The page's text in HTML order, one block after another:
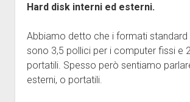
Hard disk interni ed esterni.
Abbiamo detto che i formati standard
sono 3,5 pollici per i computer fissi e
portatili. Spesso però sentiamo
esterni, o portatili.